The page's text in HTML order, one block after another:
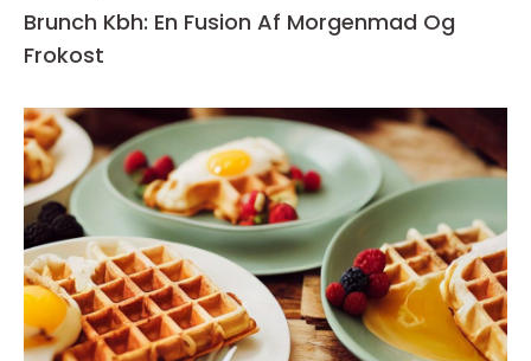
Brunch Kbh: En Fusion Af Morgenmad Og
Frokost